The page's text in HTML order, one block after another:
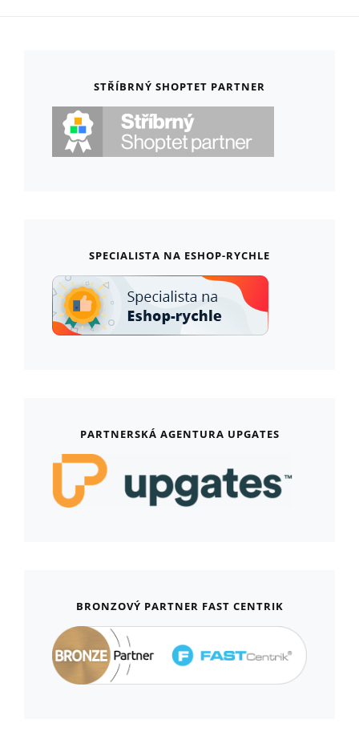
STŘÍBRNÝ SHOPTET PARTNER
SPECIALISTA NA ESHOP-RYCHLE
PARTNERSKÁ AGENTURA UPGATES
BRONZOVÝ PARTNER FAST CENTRIK